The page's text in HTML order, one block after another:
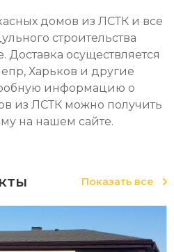
домов из ЛСТК и все
строительства
осуществляется
Харьков и другие
информацию о
из ЛСТК можно получить
на нашем сайте.
Показать все